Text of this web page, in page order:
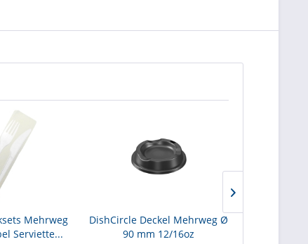
Mehrweg
Serviette...
DishCircle Deckel Mehrweg Ø
90 mm 12/16oz